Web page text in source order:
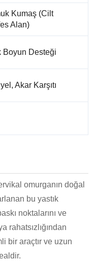
Kumaş (Cilt
Alan)
Boyun Desteği
Akar Karşıtı
omurganın doğal
bu yastık
noktalarını ve
rahatsızlığından
bir araçtır ve uzun